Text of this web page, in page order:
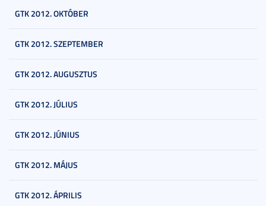
GTK 2012. OKTÓBER
GTK 2012. SZEPTEMBER
GTK 2012. AUGUSZTUS
GTK 2012. JÚLIUS
GTK 2012. JÚNIUS
GTK 2012. MÁJUS
GTK 2012. ÁPRILIS